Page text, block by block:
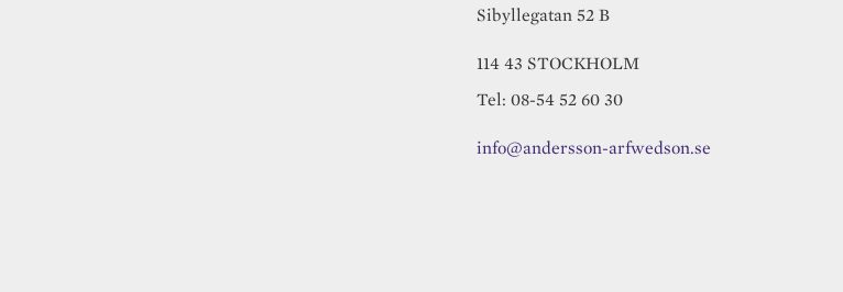
Sibyllegatan 52 B
114 43 STOCKHOLM
Tel: 08-54 52 60 30
info@andersson-arfwedson.se